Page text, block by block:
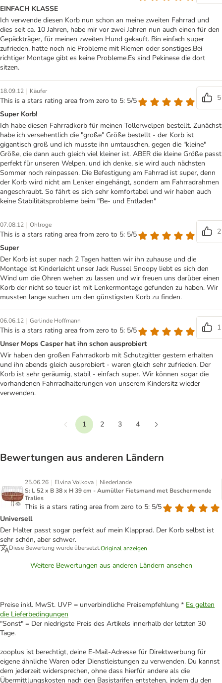
EINFACH KLASSE
Ich verwende diesen Korb nun schon an meine zweiten Fahrrad und
dies seit ca. 10 Jahren, habe mir vor zwei Jahren nun auch einen für den
Gepäckträger, für meinen zweiten Hund gekauft. Bin einfach super
zufrieden, hatte noch nie Probleme mit Riemen oder sonstiges.Bei
richtiger Montage gibt es keine Probleme.Es sind Pekinese die dort
sitzen.
18.09.12 | Käufer
This is a stars rating area from zero to 5: 5/5
5
Super Korb!
Ich habe diesen Fahrradkorb für meinen Tollerwelpen bestellt. Zunächst
habe ich versehentlich die "große" Größe bestellt - der Korb ist
gigantisch groß und ich musste ihn umtauschen, gegen die "kleine"
Größe, die dann auch gleich viel kleiner ist. ABER die kleine Größe passt
perfekt für unseren Welpen, und ich denke, sie wird auch nächsten
Sommer noch reinpassen. Die Befestigung am Fahrrad ist super, denn
der Korb wird nicht am Lenker eingehängt, sondern am Fahrradrahmen
angeschraubt. So fährt es sich sehr komfortabel und wir haben auch
keine Stabilitätsprobleme beim "Be- und Entladen"
07.08.12 | Ohlroge
This is a stars rating area from zero to 5: 5/5
2
Super
Der Korb ist super nach 2 Tagen hatten wir ihn zuhause und die
Montage ist Kinderleicht unser Jack Russel Snoopy liebt es sich den
Wind um die Ohren wehen zu lassen und wir freuen uns darüber einen
Korb der nicht so teuer ist mit Lenkermontage gefunden zu haben. Wir
mussten lange suchen um den günstigsten Korb zu finden.
06.06.12 | Gerlinde Hoffmann
This is a stars rating area from zero to 5: 5/5
1
Unser Mops Casper hat ihn schon ausprobiert
Wir haben den großen Fahrradkorb mit Schutzgitter gestern erhalten
und ihn abends gleich ausprobiert - waren gleich sehr zufrieden. Der
Korb ist sehr geräumig, stabil - einfach super. Wir können sogar die
vorhandenen Fahrradhalterungen von unserem Kindersitz wieder
verwenden.
Vorherige
1 2 3
4
Bewertungen aus anderen Ländern
25.06.26 | Elvina Volkova | Niederlande
S: L 52 x B 38 x H 39 cm - Aumüller Fietsmand met Beschermende
Tralies
This is a stars rating area from zero to 5: 5/5
Universell
Der Halter passt sogar perfekt auf mein Klapprad. Der Korb selbst ist
sehr schön, aber schwer.
Diese Bewertung wurde übersetzt.Original anzeigen
Weitere Bewertungen aus anderen Ländern ansehen
Preise inkl. MwSt. UVP = unverbindliche Preisempfehlung * Es gelten
die Lieferbedingungen
"Sonst" = Der niedrigste Preis des Artikels innerhalb der letzten 30
Tage.
zooplus ist berechtigt, deine E-Mail-Adresse für Direktwerbung für
eigene ähnliche Waren oder Dienstleistungen zu verwenden. Du kannst
dem jederzeit widersprechen, ohne dass hierfür andere als die
Übermittlungskosten nach den Basistarifen entstehen, indem du den